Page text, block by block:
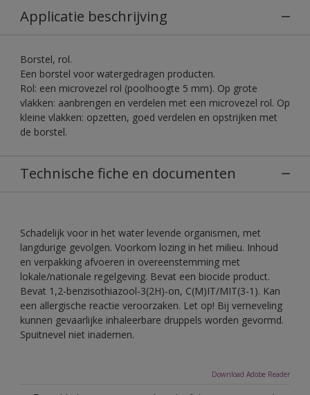
Applicatie beschrijving
Borstel, rol.
Een borstel voor watergedragen producten.
Rol: een microvezel rol (poolhoogte 5 mm). Op grote
vlakken: aanbrengen en verdelen met een microvezel rol. Op
kleine vlakken: opzetten, goed verdelen en opstrijken met
de borstel.
Technische fiche en documenten
Schadelijk voor in het water levende organismen, met
langdurige gevolgen. Voorkom lozing in het milieu. Inhoud
en verpakking afvoeren in overeenstemming met
lokale/nationale regelgeving. Bevat een biocide product.
Bevat 1,2-benzisothiazool-3(2H)-on, C(M)IT/MIT(3-1). Kan
een allergische reactie veroorzaken. Let op! Bij verneveling
kunnen gevaarlijke inhaleerbare druppels worden gevormd.
Spuitnevel niet inademen.
Download Adobe Reader